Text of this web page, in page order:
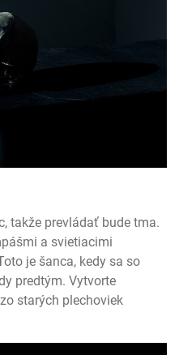
takže prevládať bude tma.
a svietiacimi
je šanca, kedy sa so
predtým. Vytvorte
starých plechoviek